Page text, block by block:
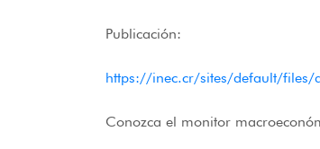
Publicación:
https://inec.cr/sites/default/files/
Conozca el monitor